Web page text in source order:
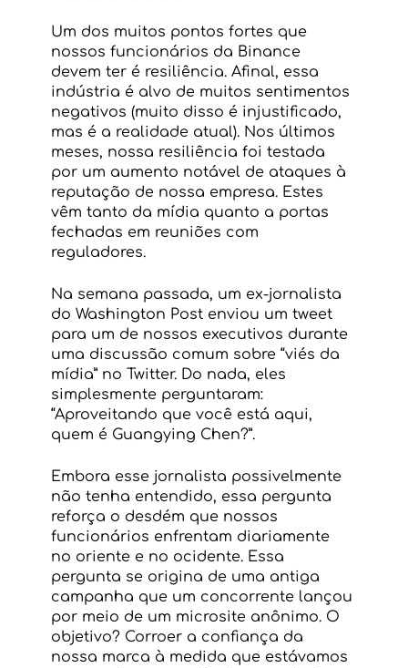
Um dos muitos pontos fortes que
nossos funcionários da Binance
devem ter é resiliência. Afinal, essa
indústria é alvo de muitos sentimentos
negativos (muito disso é injustificado,
mas é a realidade atual). Nos últimos
meses, nossa resiliência foi testada
por um aumento notável de ataques à
reputação de nossa empresa. Estes
vêm tanto da mídia quanto a portas
fechadas em reuniões com
reguladores.
Na semana passada, um ex-jornalista
do Washington Post enviou um tweet
para um de nossos executivos durante
uma discussão comum sobre “viés da
mídia” no Twitter. Do nada, eles
simplesmente perguntaram:
“Aproveitando que você está aqui,
quem é Guangying Chen?”.
Embora esse jornalista possivelmente
não tenha entendido, essa pergunta
reforça o desdém que nossos
funcionários enfrentam diariamente
no oriente e no ocidente. Essa
pergunta se origina de uma antiga
campanha que um concorrente lançou
por meio de um microsite anônimo. O
objetivo? Corroer a confiança da
nossa marca à medida que estávamos